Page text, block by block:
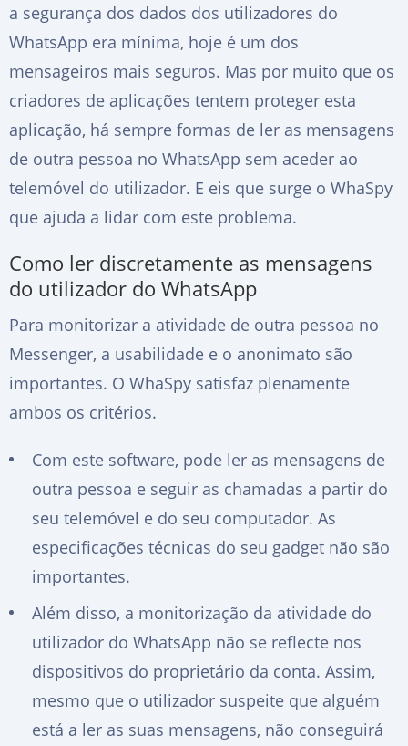
a segurança dos dados dos utilizadores do
WhatsApp era mínima, hoje é um dos
mensageiros mais seguros. Mas por muito que os
criadores de aplicações tentem proteger esta
aplicação, há sempre formas de ler as mensagens
de outra pessoa no WhatsApp sem aceder ao
telemóvel do utilizador. E eis que surge o WhaSpy
que ajuda a lidar com este problema.
Como ler discretamente as mensagens
do utilizador do WhatsApp
Para monitorizar a atividade de outra pessoa no
Messenger, a usabilidade e o anonimato são
importantes. O WhaSpy satisfaz plenamente
ambos os critérios.
Com este software, pode ler as mensagens de
outra pessoa e seguir as chamadas a partir do
seu telemóvel e do seu computador. As
especificações técnicas do seu gadget não são
importantes.
Além disso, a monitorização da atividade do
utilizador do WhatsApp não se reflecte nos
dispositivos do proprietário da conta. Assim,
mesmo que o utilizador suspeite que alguém
está a ler as suas mensagens, não conseguirá